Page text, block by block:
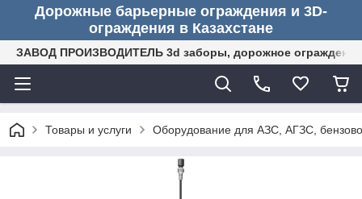
Дорожные барьерные ограждения и 3D-
ограждения в Казахстане
ЗАВОД ПРОИЗВОДИТЕЛЬ 3d заборы, дорожное ограждение
Товары и услуги Оборудование для АЗС, АГЗС,